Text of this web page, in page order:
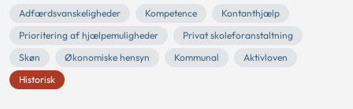
Adfærdsvanskeligheder Kompetence
Kontanthjælp
Prioritering af hjælpemuligheder
Privat skoleforanstaltning
Skøn
Økonomiske hensyn Kommunal
Aktivloven
Historisk